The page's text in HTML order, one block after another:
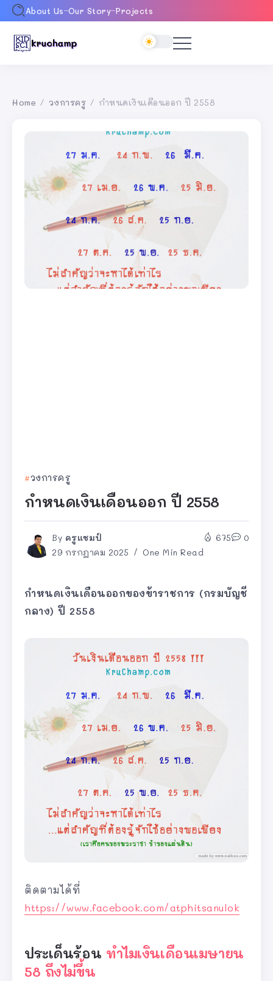
About Us Our Story Projects
Home / วงการครู / กำหนดเงินเดือนออก ปี 2558
วงการครู
กำหนดเงินเดือนออก ปี 2558
By ครูแชมป์
29 กรกฎาคม 2025
One Min Read
675 0
กำหนดเงินเดือนออกของข้าราชการ (กรมบัญชี
กลาง) ปี 2558
ติดตามได้ที่
https://www.facebook.com/atphitsanulok
ประเด็นร้อน ทำไมเงินเดือนเมษายน
58 ถึงไม่ขึ้น